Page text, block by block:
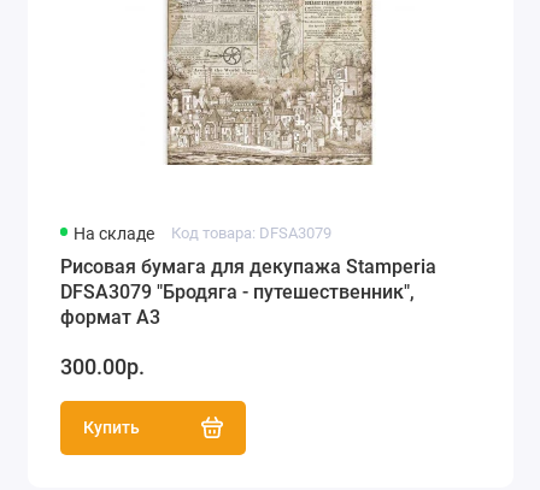
На складе Код товара: DFSA3079
Рисовая бумага для декупажа Stamperia
DFSA3079 "Бродяга - путешественник",
формат А3
300.00р.
Купить